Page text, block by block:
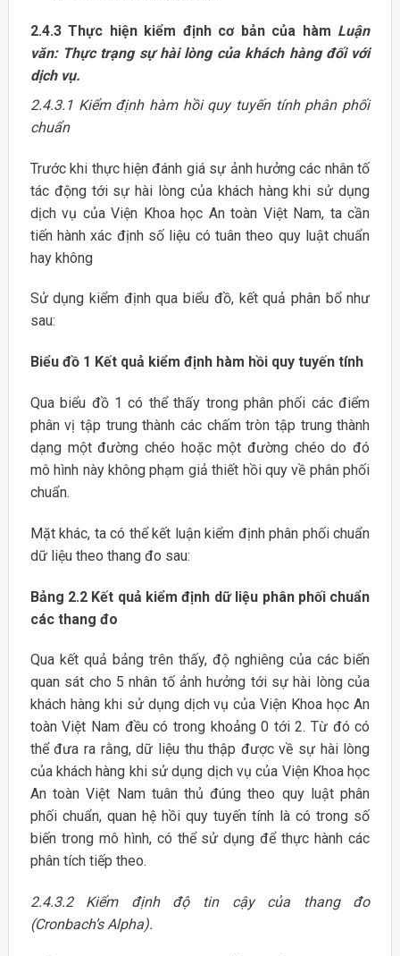
2.4.3 Thực hiện kiểm định cơ bản của hàm Luận
văn: Thực trạng sự hài lòng của khách hàng đối với
dịch vụ.
2.4.3.1 Kiểm định hàm hồi quy tuyến tính phân phối
chuẩn
Trước khi thực hiện đánh giá sự ảnh hưởng các nhân tố
tác động tới sự hài lòng của khách hàng khi sử dụng
dịch vụ của Viện Khoa học An toàn Việt Nam, ta cần
tiến hành xác định số liệu có tuân theo quy luật chuẩn
hay không
Sử dụng kiểm định qua biểu đồ, kết quả phân bổ như
sau:
Biểu đồ 1 Kết quả kiểm định hàm hồi quy tuyến tính
Qua biểu đồ 1 có thể thấy trong phân phối các điểm
phân vị tập trung thành các chấm tròn tập trung thành
dạng một đường chéo hoặc một đường chéo do đó
mô hình này không phạm giả thiết hồi quy về phân phối
chuẩn.
Mặt khác, ta có thể kết luận kiểm định phân phối chuẩn
dữ liệu theo thang đo sau:
Bảng 2.2 Kết quả kiểm định dữ liệu phân phối chuẩn
các thang đo
Qua kết quả bảng trên thấy, độ nghiêng của các biến
quan sát cho 5 nhân tố ảnh hưởng tới sự hài lòng của
khách hàng khi sử dụng dịch vụ của Viện Khoa học An
toàn Việt Nam đều có trong khoảng 0 tới 2. Từ đó có
thể đưa ra rằng, dữ liệu thu thập được về sự hài lòng
của khách hàng khi sử dụng dịch vụ của Viện Khoa học
An toàn Việt Nam tuân thủ đúng theo quy luật phân
phối chuẩn, quan hệ hồi quy tuyến tính là có trong số
biến trong mô hình, có thể sử dụng để thực hành các
phân tích tiếp theo.
2.4.3.2 Kiểm định độ tin cậy của thang đo
(Cronbach’s Alpha).